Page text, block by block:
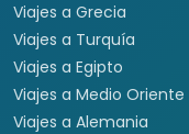
Viajes a Grecia
Viajes a Turquía
Viajes a Egipto
Viajes a Medio Oriente
Viajes a Alemania